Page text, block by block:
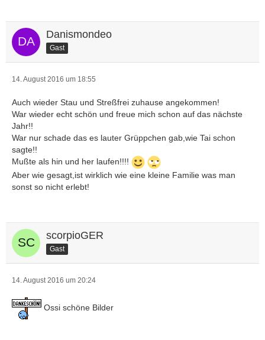
Danismondeo
Gast
14. August 2016 um 18:55
Auch wieder Stau und Streßfrei zuhause angekommen!
War wieder echt schön und freue mich schon auf das nächste
Jahr!!
War nur schade das es lauter Grüppchen gab,wie Tai schon
sagte!!
Mußte als hin und her laufen!!!!
Aber wie gesagt,ist wirklich wie eine kleine Familie was man
sonst so nicht erlebt!
scorpioGER
Gast
14. August 2016 um 20:24
Ossi schöne Bilder